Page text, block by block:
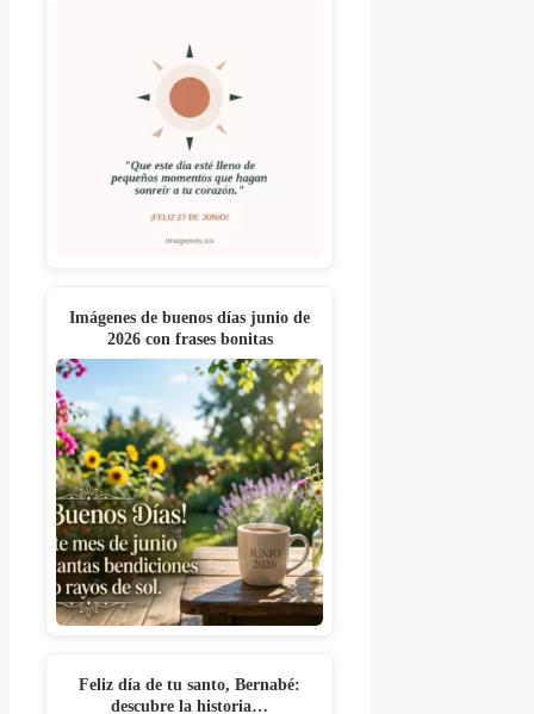
Imágenes de buenos días junio de
2026 con frases bonitas
Feliz día de tu santo, Bernabé:
descubre la historia…